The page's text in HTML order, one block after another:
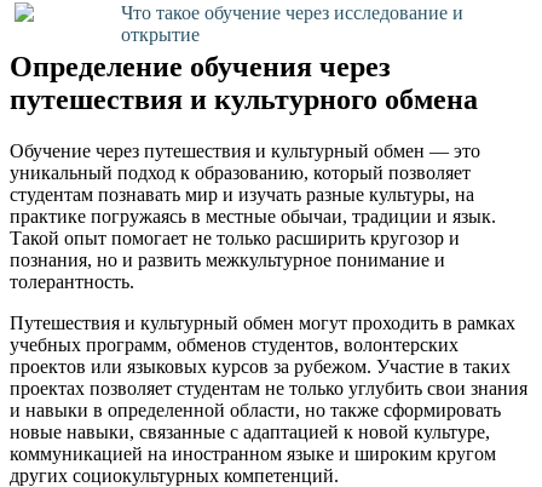
Что такое обучение через исследование и
открытие
Определение обучения через
путешествия и культурного обмена
Обучение через путешествия и культурный обмен — это
уникальный подход к образованию, который позволяет
студентам познавать мир и изучать разные культуры, на
практике погружаясь в местные обычаи, традиции и язык.
Такой опыт помогает не только расширить кругозор и
познания, но и развить межкультурное понимание и
толерантность.
Путешествия и культурный обмен могут проходить в рамках
учебных программ, обменов студентов, волонтерских
проектов или языковых курсов за рубежом. Участие в таких
проектах позволяет студентам не только углубить свои знания
и навыки в определенной области, но также сформировать
новые навыки, связанные с адаптацией к новой культуре,
коммуникацией на иностранном языке и широким кругом
других социокультурных компетенций.